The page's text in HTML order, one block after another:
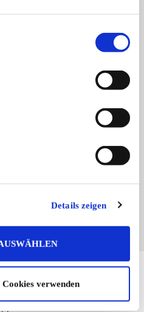
Details zeigen
verwenden
Übernehmen Sie